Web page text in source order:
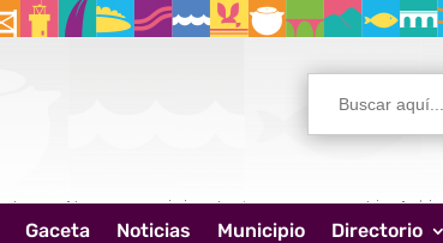
Buscar:
Gaceta Noticias Municipio Directorio